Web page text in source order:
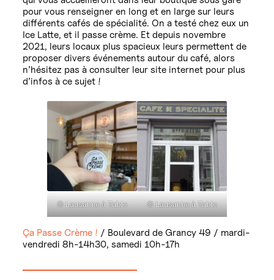
pour vous renseigner en long et en large sur leurs
différents cafés de spécialité. On a testé chez eux un
Ice Latte, et il passe crème. Et depuis novembre
2021, leurs locaux plus spacieux leurs permettent de
proposer divers événements autour du café, alors
n’hésitez pas à consulter leur site internet pour plus
d’infos à ce sujet !
© Lausanne à Table © Lausanne à Table
Ça Passe Crème ! / Boulevard de Grancy 49 / mardi-
vendredi 8h-14h30, samedi 10h-17h